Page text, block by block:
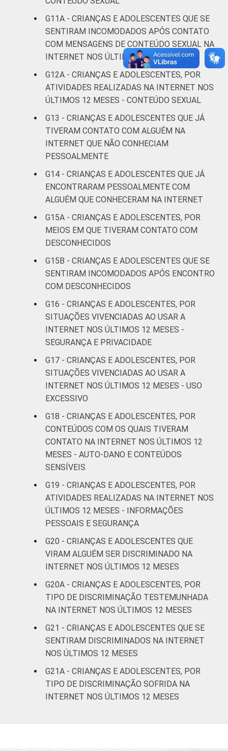
SM
9
Não tem
renda
2
Não sabe 6
respondeu
7
CLASSE
SOCIAL
AB
C 8
DE 6
Fonte: CGI.br/NIC.br, Centro Regional de
Estudos para o Desenvolvimento da
Sociedade da Informação (Cetic.br),
Pesquisa sobre o Uso da Internet por
Crianças e Adolescentes no Brasil – TIC Kids
Online Brasil 2017. ¹Dados coletados por
autopreenchimento.
G11A - CRIANÇAS E ADOLESCENTES QUE SE
SENTIRAM INCOMODADOS APÓS CONTATO
COM MENSAGENS DE CONTEÚDO SEXUAL NA
INTERNET NOS ÚLTIMOS 12 MESES
G12A - CRIANÇAS E ADOLESCENTES, POR
ATIVIDADES REALIZADAS NA INTERNET NOS
ÚLTIMOS 12 MESES - CONTEÚDO SEXUAL
G13 - CRIANÇAS E ADOLESCENTES QUE JÁ
TIVERAM CONTATO COM ALGUÉM NA
INTERNET QUE NÃO CONHECIAM
PESSOALMENTE
G14 - CRIANÇAS E ADOLESCENTES QUE JÁ
ENCONTRARAM PESSOALMENTE COM
ALGUÉM QUE CONHECERAM NA INTERNET
G15A - CRIANÇAS E ADOLESCENTES, POR
MEIOS EM QUE TIVERAM CONTATO COM
DESCONHECIDOS
G15B - CRIANÇAS E ADOLESCENTES QUE SE
SENTIRAM INCOMODADOS APÓS ENCONTRO
COM DESCONHECIDOS
G16 - CRIANÇAS E ADOLESCENTES, POR
SITUAÇÕES VIVENCIADAS AO USAR A
INTERNET NOS ÚLTIMOS 12 MESES -
SEGURANÇA E PRIVACIDADE
G17 - CRIANÇAS E ADOLESCENTES, POR
SITUAÇÕES VIVENCIADAS AO USAR A
INTERNET NOS ÚLTIMOS 12 MESES - USO
EXCESSIVO
G18 - CRIANÇAS E ADOLESCENTES, POR
CONTEÚDOS COM OS QUAIS TIVERAM
CONTATO NA INTERNET NOS ÚLTIMOS 12
MESES - AUTO-DANO E CONTEÚDOS
SENSÍVEIS
G19 - CRIANÇAS E ADOLESCENTES, POR
ATIVIDADES REALIZADAS NA INTERNET NOS
ÚLTIMOS 12 MESES - INFORMAÇÕES
PESSOAIS E SEGURANÇA
G20 - CRIANÇAS E ADOLESCENTES QUE
VIRAM ALGUÉM SER DISCRIMINADO NA
INTERNET NOS ÚLTIMOS 12 MESES
G20A - CRIANÇAS E ADOLESCENTES, POR
TIPO DE DISCRIMINAÇÃO TESTEMUNHADA
NA INTERNET NOS ÚLTIMOS 12 MESES
G21 - CRIANÇAS E ADOLESCENTES QUE SE
SENTIRAM DISCRIMINADOS NA INTERNET
NOS ÚLTIMOS 12 MESES
G21A - CRIANÇAS E ADOLESCENTES, POR
TIPO DE DISCRIMINAÇÃO SOFRIDA NA
INTERNET NOS ÚLTIMOS 12 MESES